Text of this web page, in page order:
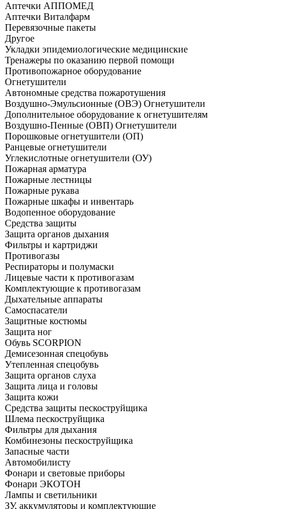
Аптечки АППОМЕД
Аптечки Виталфарм
Перевязочные пакеты
Другое
Укладки эпидемиологические медицинские
Тренажеры по оказанию первой помощи
Противопожарное оборудование
Огнетушители
Автономные средства пожаротушения
Воздушно-Эмульсионные (ОВЭ) Огнетушители
Дополнительное оборудование к огнетушителям
Воздушно-Пенные (ОВП) Огнетушители
Порошковые огнетушители (ОП)
Ранцевые огнетушители
Углекислотные огнетушители (ОУ)
Пожарная арматура
Пожарные лестницы
Пожарные рукава
Пожарные шкафы и инвентарь
Водопенное оборудование
Средства защиты
Защита органов дыхания
Фильтры и картриджи
Противогазы
Респираторы и полумаски
Лицевые части к противогазам
Комплектующие к противогазам
Дыхательные аппараты
Самоспасатели
Защитные костюмы
Защита ног
Обувь SCORPION
Демисезонная спецобувь
Утепленная спецобувь
Защита органов слуха
Защита лица и головы
Защита кожи
Средства защиты пескоструйщика
Шлема пескоструйщика
Фильтры для дыхания
Комбинезоны пескоструйщика
Запасные части
Автомобилисту
Фонари и световые приборы
Фонари ЭКОТОН
Лампы и светильники
ЗУ, аккумуляторы и комплектующие